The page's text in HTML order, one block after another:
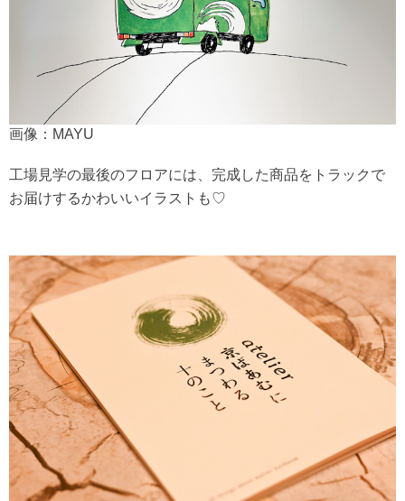
画像：MAYU
工場見学の最後のフロアには、完成した商品をトラックで
お届けするかわいいイラストも♡